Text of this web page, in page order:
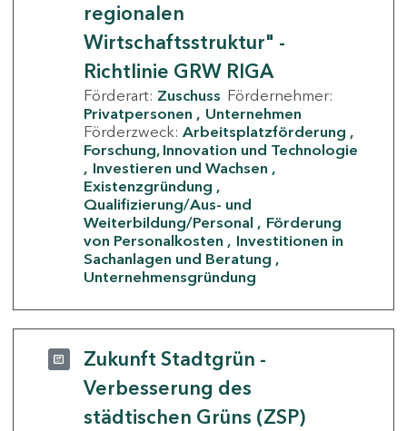
regionalen
Wirtschaftsstruktur" -
Richtlinie GRW RIGA
Förderart: Zuschuss Fördernehmer:
Privatpersonen
Unternehmen
Förderzweck: Arbeitsplatzförderung
Forschung, Innovation und Technologie
Investieren und Wachsen
Existenzgründung
Qualifizierung/Aus- und
Weiterbildung/Personal
Förderung
von Personalkosten
Investitionen in
Sachanlagen und Beratung
Unternehmensgründung
Zukunft Stadtgrün -
Verbesserung des
städtischen Grüns (ZSP)